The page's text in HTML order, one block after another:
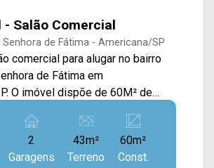
- Salão Comercial
Senhora de Fátima - Americana/SP
comercial para alugar no bairro
de Fátima em
de
de terreno, oferecendo um
acabamento em piso frio. > 01
de garagem. Localizado
Bandeirantes, Av. Paulista, Av. da
2
Garagens
43m²
Terreno
60m²
Const.